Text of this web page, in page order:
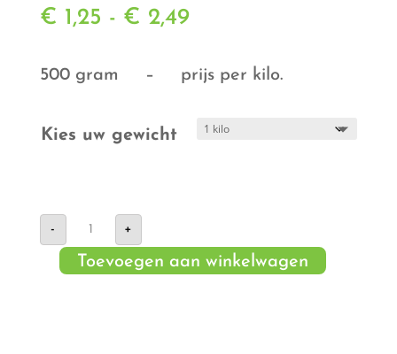
€ 1,25 - € 2,49Prijsklasse:
tot
500 gram – prijs per kilo.
Kies uw gewicht
-
Aardappel
aantal
+
Toevoegen aan winkelwagen